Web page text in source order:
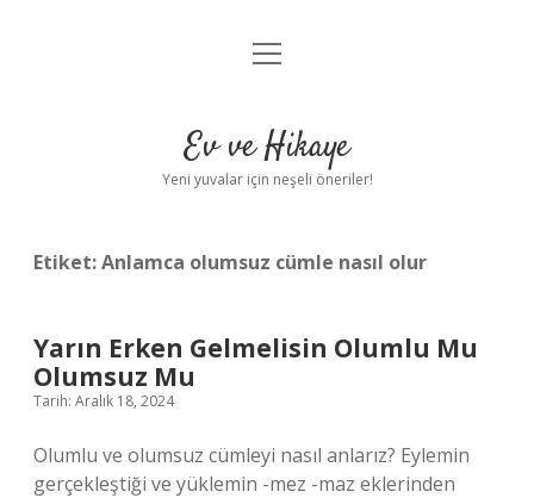
Anasayfa
Yasal Uyarı
menüyü
Ev ve Hikaye
Yeni yuvalar için neşeli öneriler!
Etiket:Anlamca olumsuz cümle nasıl olur
Yarın Erken Gelmelisin Olumlu Mu
Olumsuz Mu
Tarih: Aralık 18, 2024
Olumlu ve olumsuz cümleyi nasıl anlarız? Eylemin
gerçekleştiği ve yüklemin -mez -maz eklerinden